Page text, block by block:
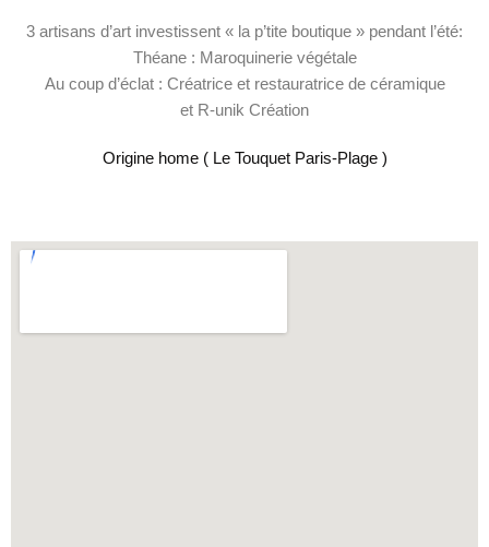
3 artisans d’art investissent « la p’tite boutique » pendant l’été:
Théane : Maroquinerie végétale
Au coup d’éclat : Créatrice et restauratrice de céramique
et R-unik Création
Origine home ( Le Touquet Paris-Plage )